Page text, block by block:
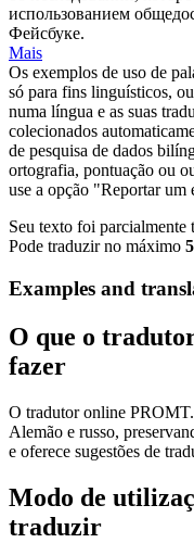
использованием
Фейсбуке.
Mais
Os exemplos de uso de
só para fins linguísticos,
numa língua e as suas
colecionados
de pesquisa de dados
ortografia, pontuação ou
use a opção "Reportar um
Seu texto foi parcialmente
Pode traduzir no máximo
Examples and
O que o
fazer
O tradutor online
Alemão e russo,
e oferece sugestões de
Modo de
traduzir